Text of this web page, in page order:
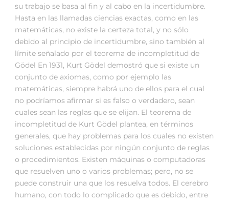
su trabajo se basa al fin y al cabo en la incertidumbre.
Hasta en las llamadas ciencias exactas, como en las
matemáticas, no existe la certeza total, y no sólo
debido al principio de incertidumbre, sino también al
límite señalado por el teorema de incompletitud de
Gödel En 1931, Kurt Gödel demostró que si existe un
conjunto de axiomas, como por ejemplo las
matemáticas, siempre habrá uno de ellos para el cual
no podríamos afirmar si es falso o verdadero, sean
cuales sean las reglas que se elijan. El teorema de
incompletitud de Kurt Gödel plantea, en términos
generales, que hay problemas para los cuales no existen
soluciones establecidas por ningún conjunto de reglas
o procedimientos. Existen máquinas o computadoras
que resuelven uno o varios problemas; pero, no se
puede construir una que los resuelva todos. El cerebro
humano, con todo lo complicado que es debido, entre